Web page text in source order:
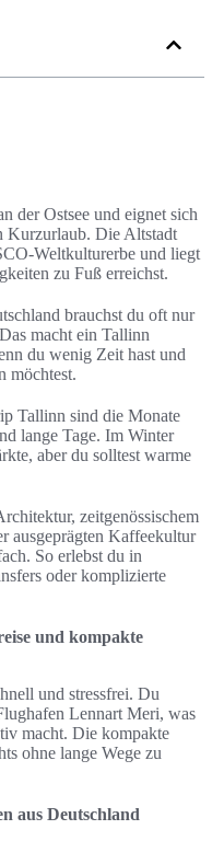
der Ostsee und eignet sich
Kurzurlaub. Die Altstadt
Weltkulturerbe und liegt
zu Fuß erreichst.
brauchst du oft nur
macht ein Tallinn
du wenig Zeit hast und
möchtest.
Tallinn sind die Monate
lange Tage. Im Winter
aber du solltest warme
zeitgenössischem
ausgeprägten Kaffeekultur
So erlebst du in
oder komplizierte
und kompakte
und stressfrei. Du
Lennart Meri, was
macht. Die kompakte
ohne lange Wege zu
aus Deutschland